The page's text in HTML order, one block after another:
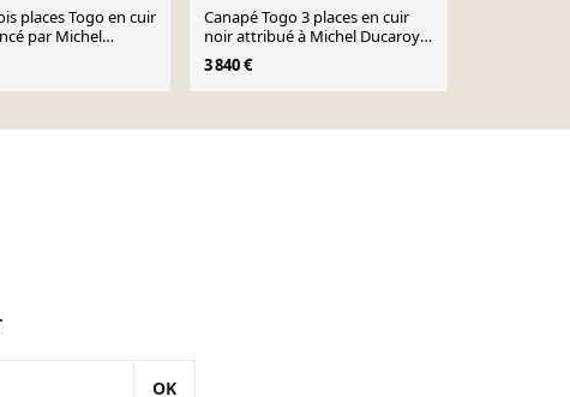
places Togo en cuir
par Michel
Ligne Roset
Canapé Togo 3 places en cuir
noir attribué à Michel Ducaroy
pour Ligne Roset
3 840 €
OK